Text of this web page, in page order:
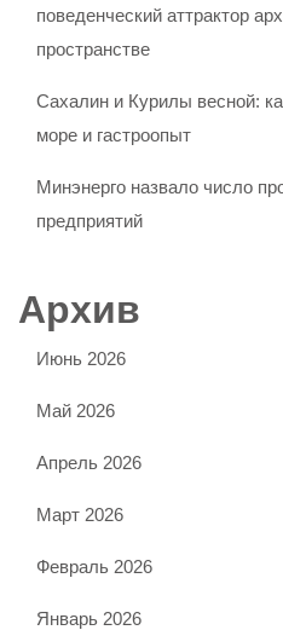
поведенческий аттрактор
пространстве
Сахалин и Курилы весной:
море и гастроопыт
Минэнерго назвало число
предприятий
Архив
Июнь 2026
Май 2026
Апрель 2026
Март 2026
Февраль 2026
Январь 2026